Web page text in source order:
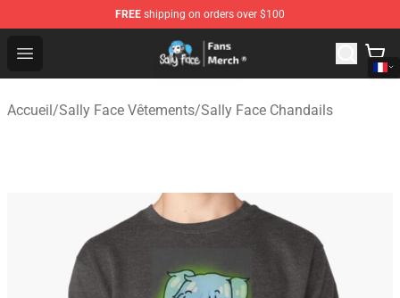
FREE shipping on orders over $100
Open menu
Sally Face Store - Official Sally Face Merchandise Shop
Accueil/Sally Face Vêtements/Sally Face Chandails